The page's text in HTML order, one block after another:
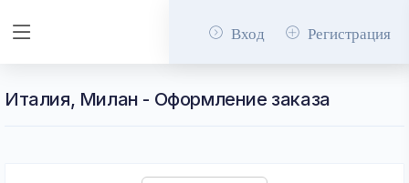
Вход Регистрация
Италия, Милан - Оформление заказа